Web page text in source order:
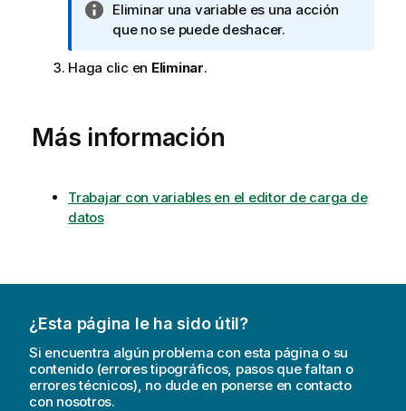
r
m
t
a
N
o
a
f
o
a
a
Eliminar una variable es una acción
que no se puede deshacer.
Haga clic en Eliminar.
Más información
Trabajar con variables en el editor de carga de
datos
¿Esta página le ha sido útil?
Si encuentra algún problema con esta página o su
contenido (errores tipográficos, pasos que faltan o
errores técnicos), no dude en ponerse en contacto
con nosotros.